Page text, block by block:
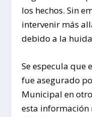
los hechos. Sin
intervenir más
debido a la
Se especula que
fue asegurado
Municipal en
esta información